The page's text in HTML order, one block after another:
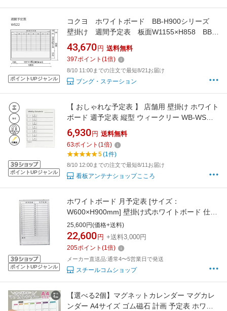
ポイントUPジャンル
コクヨ ホワイトボード BB-H900シリーズ
壁掛け 週間予定表 板面W1155×H858 BB-
H934W-WS22
43,670 円 送料無料
397ポイント (1倍)
8/10 11:00までの注文で最短8/21お届け
ブング・ステーション
ポイントUPジャンル
【 おしゃれな予定表 】 店舗用 壁掛け ホワイト
ボード 週予定表 縦型 ウィークリー WB-WS
450X600mm スケジュールボード【あす楽】
6,930 円 送料無料
63ポイント (1倍)
5(1件)
8/10 12:00までの注文で最短8/11お届け
看板アンテナショップこころ
ポイントUPジャンル
ホワイトボード 月予定表 [サイズ：
W600×H900mm] 壁掛け式ホワイトボード 仕
様:片面 ホワイト 月予定表 横書き マグネット
マーカー付き【完成品】
25,600円(価格+送料)
22,600 円 +送料3,000円
205ポイント (1倍)
メーカー直送品:通常4〜5営業日で発送
スチールコムショップ
【選べる2個】マグネットカレンダー マグカレ
ンダー A4サイズ ゴム磁石 計画 予定表 ホワイ